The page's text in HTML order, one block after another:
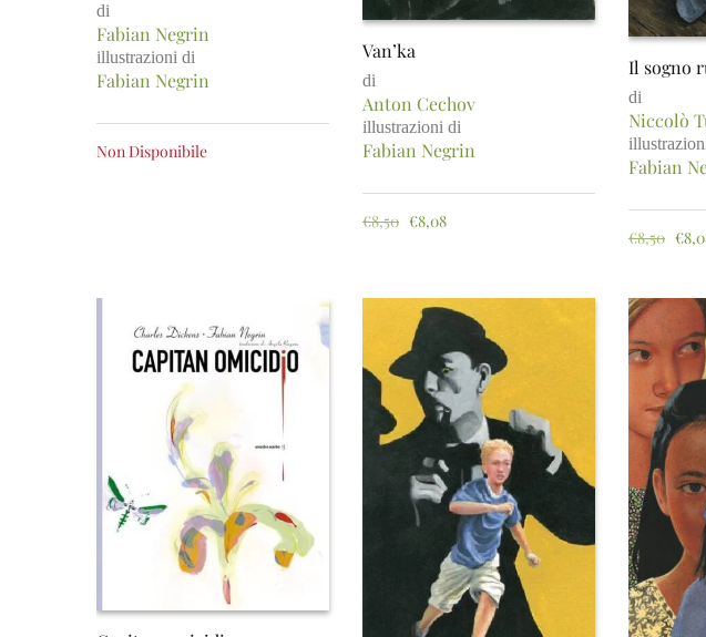
di
Fabian Negrin
illustrazioni di
Fabian Negrin
Non Disponibile
Van’ka
di
Anton Cechov
illustrazioni di
Fabian Negrin
€8,50 €8,08
Il sogno
di
Niccolò
Fabian
€8,50 €